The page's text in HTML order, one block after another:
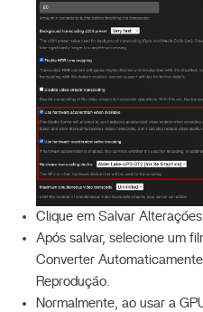
Clique em Salvar
Após salvar, selecione um
Converter
Reprodução.
Normalmente, ao usar a